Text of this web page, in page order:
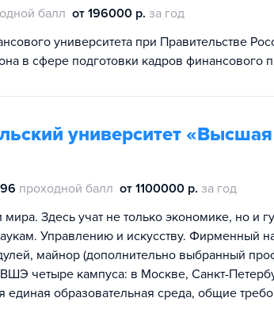
балл от 196000 р. за год
университета при Правительстве
в сфере подготовки кадров финансового
университет
проходной балл от 1100000 р. за год
Здесь учат не только экономике, но и
Управлению и искусству. Фирменный
майнор (дополнительно выбранный
четыре кампуса: в Москве, Санкт-
образовательная среда, общие